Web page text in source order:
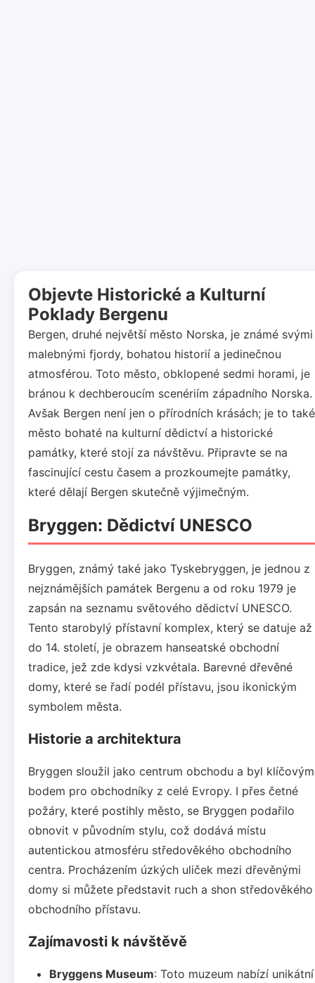
Objevte Historické a Kulturní
Poklady Bergenu
Bergen, druhé největší město Norska, je známé svými
malebnými fjordy, bohatou historií a jedinečnou
atmosférou. Toto město, obklopené sedmi horami, je
bránou k dechberoucím scenériím západního Norska.
Avšak Bergen není jen o přírodních krásách; je to také
město bohaté na kulturní dědictví a historické
památky, které stojí za návštěvu. Připravte se na
fascinující cestu časem a prozkoumejte památky,
které dělají Bergen skutečně výjimečným.
Bryggen: Dědictví UNESCO
Bryggen, známý také jako Tyskebryggen, je jednou z
nejznámějších památek Bergenu a od roku 1979 je
zapsán na seznamu světového dědictví UNESCO.
Tento starobylý přístavní komplex, který se datuje až
do 14. století, je obrazem hanseatské obchodní
tradice, jež zde kdysi vzkvétala. Barevné dřevěné
domy, které se řadí podél přístavu, jsou ikonickým
symbolem města.
Historie a architektura
Bryggen sloužil jako centrum obchodu a byl klíčovým
bodem pro obchodníky z celé Evropy. I přes četné
požáry, které postihly město, se Bryggen podařilo
obnovit v původním stylu, což dodává místu
autentickou atmosféru středověkého obchodního
centra. Procházením úzkých uliček mezi dřevěnými
domy si můžete představit ruch a shon středověkého
obchodního přístavu.
Zajímavosti k návštěvě
Bryggens Museum: Toto muzeum nabízí unikátní